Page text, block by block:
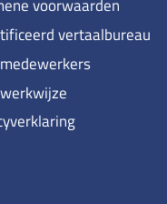
voorwaarden
vertaalbureau